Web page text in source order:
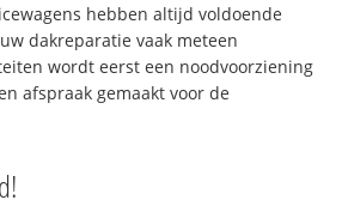
hebben altijd voldoende
dakreparatie vaak meteen
wordt eerst een noodvoorziening
afspraak gemaakt voor de